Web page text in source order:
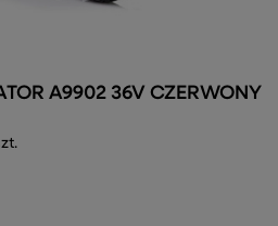
A9902 36V CZERWONY